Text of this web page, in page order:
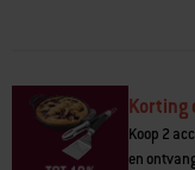
• Vaatwasserbestendig
• Ophangen aan metalen
Korting
Koop 2
en